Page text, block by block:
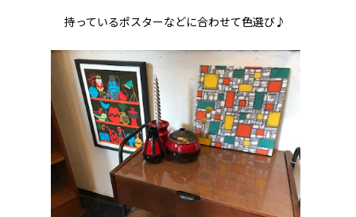
持っているポスターなどに合わせて色選び♪